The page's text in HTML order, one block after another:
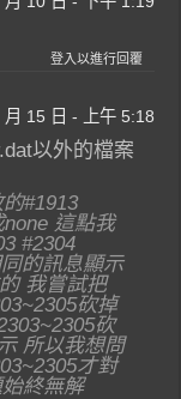
登入以進行回覆
15 日 - 上午 5:18
以外的檔案
#1913
這點我
#2304
的訊息顯示
我嘗試把
砍掉
砍
所以我想問
才對
終無解